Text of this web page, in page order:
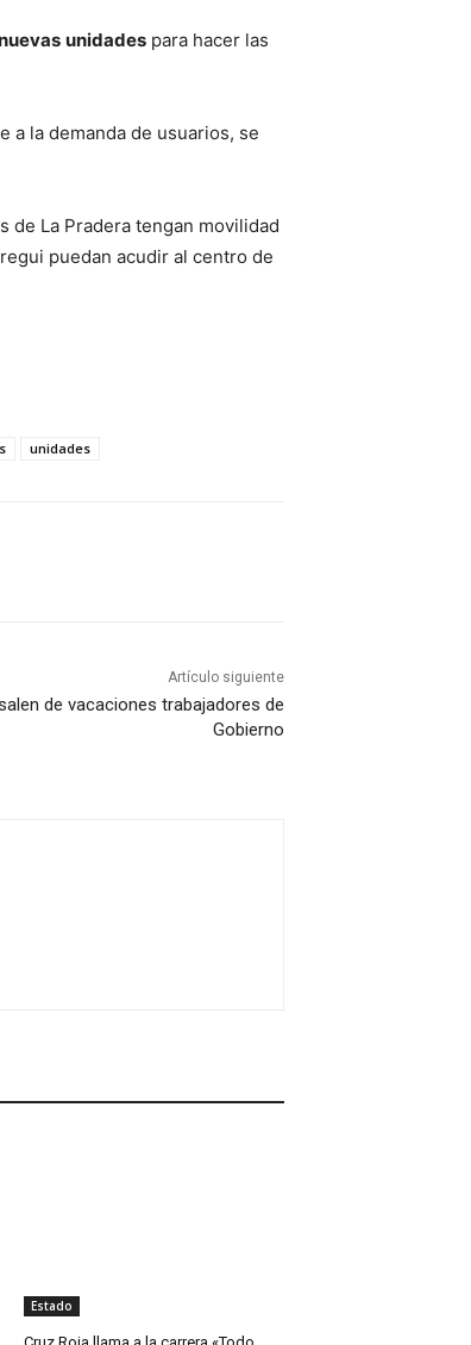
unidades para hacer las
a la demanda de usuarios, se
de La Pradera tengan movilidad
puedan acudir al centro de
unidades
Artículo siguiente
de vacaciones trabajadores de
Gobierno
Estado